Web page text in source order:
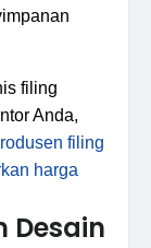
filing
Anda,
filing
harga
Desain